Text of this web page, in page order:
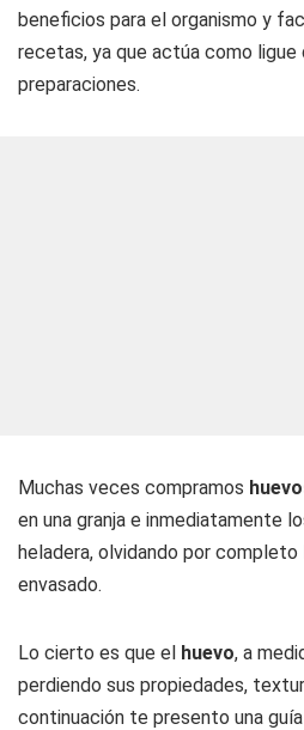
beneficios para el organismo y
recetas, ya que actúa como ligue
preparaciones.
Muchas veces compramos
en una granja e inmediatamente
heladera, olvidando por
envasado.
Lo cierto es que el huevo, a
perdiendo sus propiedades,
continuación te presento una